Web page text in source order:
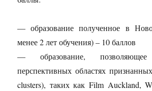
— образование полученное в
менее 2 лет обучения) – 10 баллов
— образование,
перспективных областях
clusters), таких как Film Auckland,